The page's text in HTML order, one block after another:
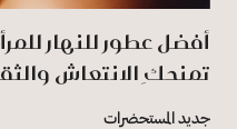
أفضل عطور للنهار
تمنحكِ الانتعاش
جديد المستحضرات